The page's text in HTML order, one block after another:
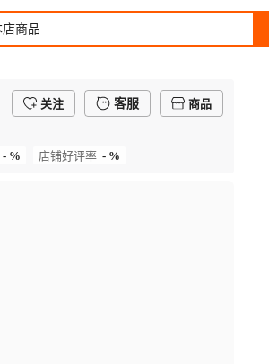
关注 客服
商品
- % 店铺好评率 - %